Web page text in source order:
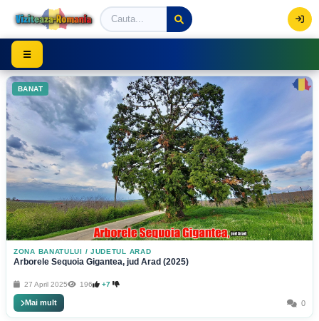
Viziteaza Romania | Obiective Turistice | Trasee
☰
BANAT
ZONA BANATULUI / JUDETUL ARAD
Arborele Sequoia Gigantea, jud Arad (2025)
27 April 2025 196 +7
Mai mult 0